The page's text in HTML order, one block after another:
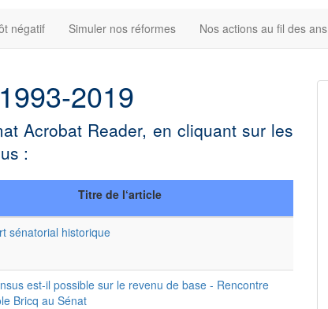
négatif Simuler nos réformes Nos actions au fil des ans
2019
Acrobat Reader, en cliquant sur les
:
Titre de l‘article
sénatorial historique
est-il possible sur le revenu de base - Rencontre
Bricq au Sénat